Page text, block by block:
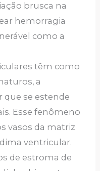
brusca na
hemorragia
como a
têm como
a
se estende
Esse fenômeno
vasos da matriz
ventricular.
de estroma de